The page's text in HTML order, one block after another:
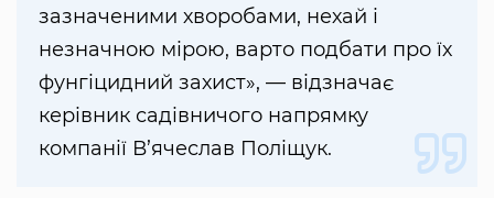
зазначеними хворобами, нехай і
незначною мірою, варто подбати про їх
фунгіцидний захист», — відзначає
керівник садівничого напрямку
компанії В’ячеслав Поліщук.